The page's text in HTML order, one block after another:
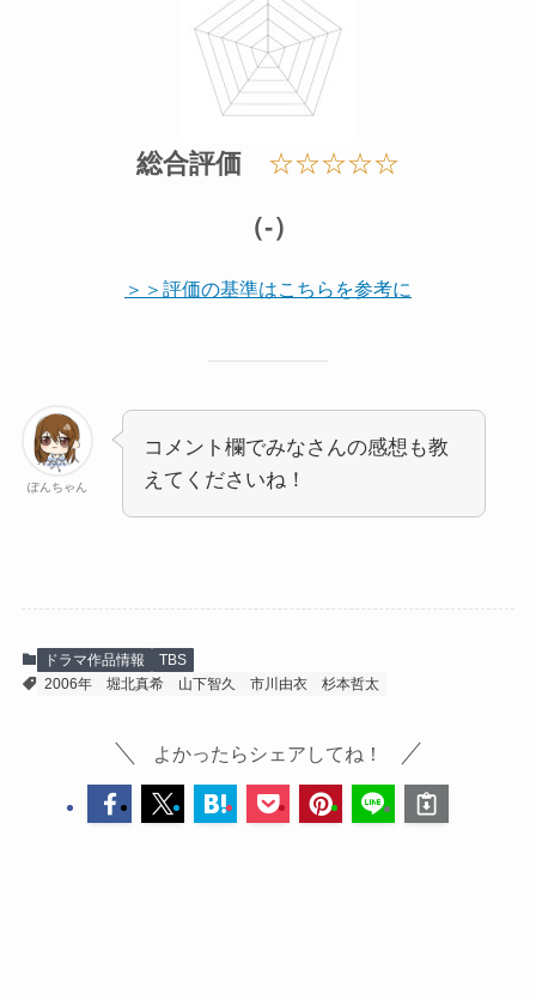
総合評価 ☆☆☆☆☆
（-）
＞＞評価の基準はこちらを参考に
ぽんちゃん
コメント欄でみなさんの感想も教
えてくださいね！
ドラマ作品情報
TBS
2006年
堀北真希 山下智久 市川由衣 杉本哲太
よかったらシェアしてね！